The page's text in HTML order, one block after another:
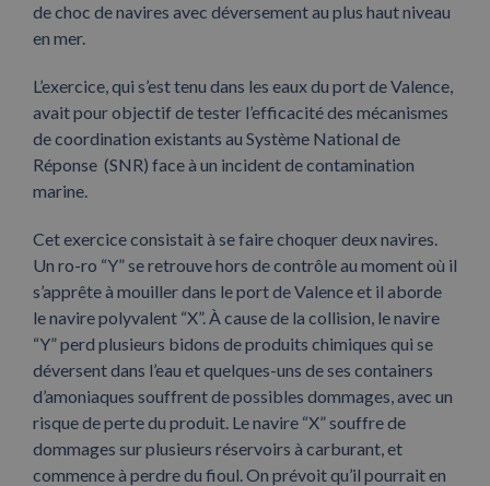
de choc de navires avec déversement au plus haut niveau
en mer.
L’exercice, qui s’est tenu dans les eaux du port de Valence,
avait pour objectif de tester l’efficacité des mécanismes
de coordination existants au Système National de
Réponse (SNR) face à un incident de contamination
marine.
Cet exercice consistait à se faire choquer deux navires.
Un ro-ro “Y” se retrouve hors de contrôle au moment où il
s’apprête à mouiller dans le port de Valence et il aborde
le navire polyvalent “X”. À cause de la collision, le navire
“Y” perd plusieurs bidons de produits chimiques qui se
déversent dans l’eau et quelques-uns de ses containers
d’amoniaques souffrent de possibles dommages, avec un
risque de perte du produit. Le navire “X” souffre de
dommages sur plusieurs réservoirs à carburant, et
commence à perdre du fioul. On prévoit qu’il pourrait en